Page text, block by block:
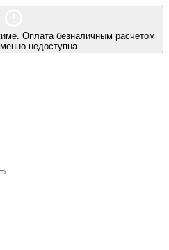
Оплата безналичным расчетом
недоступна.